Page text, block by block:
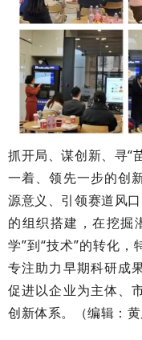
抓开局、谋创新、寻“
一着、领先一步的创
源意义、引领赛道风
的组织搭建，在挖掘
学”到“技术”的转化，
专注助力早期科研成
促进以企业为主体、
创新体系。（编辑：黄